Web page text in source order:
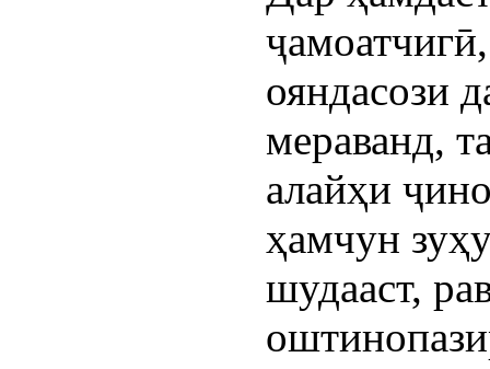
ояндасози
мераванд,
алайҳи
ҳамчун
шудааст,